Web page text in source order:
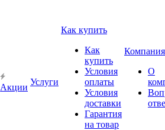
Акции
Услуги
Как купить
Как
купить
Условия
оплаты
Условия
доставки
Гарантия
на товар
Компания
О